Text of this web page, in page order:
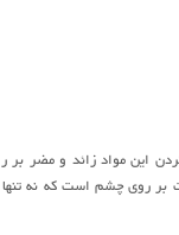
این مواد زائد و مضر بر
بر روی چشم است که نه